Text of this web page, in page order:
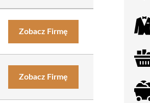
Zobacz Firmę
Zobacz Firmę